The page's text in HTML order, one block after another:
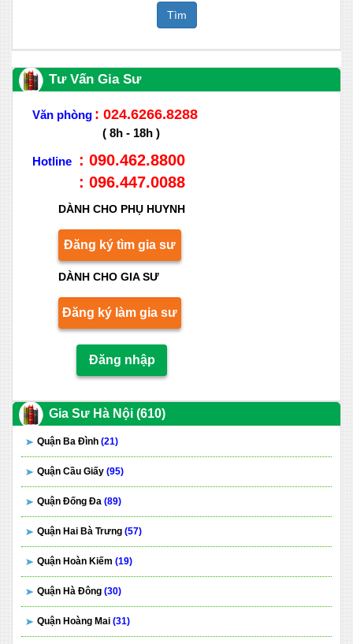
Tìm
Tư Vấn Gia Sư
Văn phòng : 024.6266.8288
( 8h - 18h )
Hotline
: 090.462.8800
: 096.447.0088
DÀNH CHO PHỤ HUYNH
Đăng ký tìm gia sư
DÀNH CHO GIA SƯ
Đăng ký làm gia sư
Đăng nhập
Gia Sư Hà Nội (610)
Quận Ba Đình (21)
Quận Cầu Giấy (95)
Quận Đống Đa (89)
Quận Hai Bà Trưng (57)
Quận Hoàn Kiếm (19)
Quận Hà Đông (30)
Quận Hoàng Mai (31)